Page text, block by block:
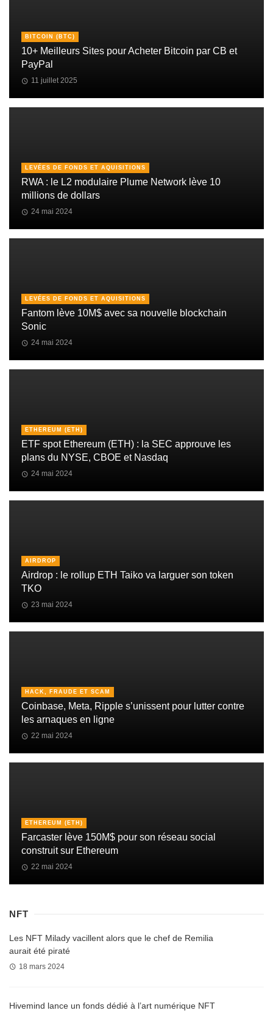
BITCOIN (BTC)
10+ Meilleurs Sites pour Acheter Bitcoin par CB et
PayPal
11 juillet 2025
LEVÉES DE FONDS ET AQUISITIONS
RWA : le L2 modulaire Plume Network lève 10
millions de dollars
24 mai 2024
LEVÉES DE FONDS ET AQUISITIONS
Fantom lève 10M$ avec sa nouvelle blockchain
Sonic
24 mai 2024
ETHEREUM (ETH)
ETF spot Ethereum (ETH) : la SEC approuve les
plans du NYSE, CBOE et Nasdaq
24 mai 2024
AIRDROP
Airdrop : le rollup ETH Taiko va larguer son token
TKO
23 mai 2024
HACK, FRAUDE ET SCAM
Coinbase, Meta, Ripple s’unissent pour lutter contre
les arnaques en ligne
22 mai 2024
ETHEREUM (ETH)
Farcaster lève 150M$ pour son réseau social
construit sur Ethereum
22 mai 2024
NFT
Les NFT Milady vacillent alors que le chef de Remilia
aurait été piraté
18 mars 2024
Hivemind lance un fonds dédié à l’art numérique NFT